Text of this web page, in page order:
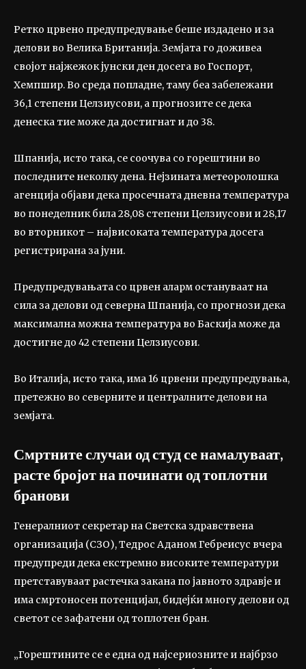
Ретко црвено предупредување беше издадено и за
делови во Велика Британија. Земјата го доживеа
својот најжежок јунски ден досега во Госпорт,
Хемпшир. Во среда попладне, таму беа забележани
36,1 степени Целзиусови, а прогнозите се дека
денеска тие може да достигнат и до 38.
Шпанија, исто така, се соочува со горештини во
последните неколку дена. Нејзината метеоролошка
агенција објави дека просечната дневна температура
во понеделник била 28,08 степени Целзиусови и 28,17
во вторникот – највисоката температура досега
регистрирана за јуни.
Предупредувањата со црвен аларм остануваат на
сила за делови од северна Шпанија, со прогнози дека
максимална можна температура во Баскија може да
достигне до 42 степени Целзиусови.
Во Италија, исто така, има 16 црвени предупредувања,
претежно во северните и централните делови на
земјата.
Смртните случаи од студ се намалуваат,
расте бројот на починати од топлотни
бранови
Генералниот секретар на Светска здравствена
организација (СЗО), Тедрос Аданом Гебреисус вчера
предупреди дека екстремно високите температури
претставуваат растечка закана по јавното здравје и
има смртоносен потенцијал, бидејќи многу делови од
светот се зафатени од топлотен бран.
„Горештините се е една од најсериозните и најбрзо